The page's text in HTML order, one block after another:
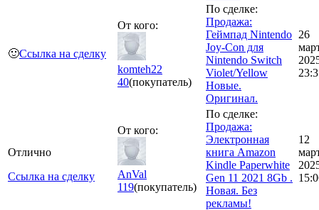
🙂Ссылка на сделку
От кого:
komteh22
40(покупатель)
По сделке:
Продажа:
Геймпад Nintendo
Joy-Con для
Nintendo Switch
Violet/Yellow
Новые.
Оригинал.
26
Отлично
Ссылка на сделку
От кого:
AnVal
119(покупатель)
По сделке:
Продажа:
Электронная
книга Amazon
Kindle Paperwhite
Gen 11 2021 8Gb .
Новая. Без
рекламы!
12